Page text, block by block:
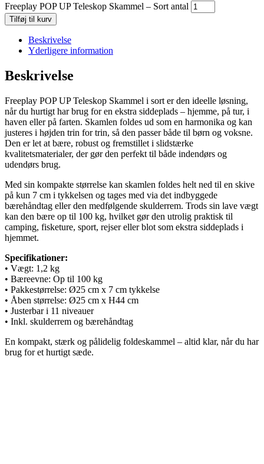
Freeplay POP UP Teleskop Skammel – Sort antal
Tilføj til kurv
Beskrivelse
Yderligere information
Beskrivelse
Freeplay POP UP Teleskop Skammel i sort er den ideelle løsning,
når du hurtigt har brug for en ekstra siddeplads – hjemme, på tur, i
haven eller på farten. Skamlen foldes ud som en harmonika og kan
justeres i højden trin for trin, så den passer både til børn og voksne.
Den er let at bære, robust og fremstillet i slidstærke
kvalitetsmaterialer, der gør den perfekt til både indendørs og
udendørs brug.
Med sin kompakte størrelse kan skamlen foldes helt ned til en skive
på kun 7 cm i tykkelsen og tages med via det indbyggede
bærehåndtag eller den medfølgende skulderrem. Trods sin lave vægt
kan den bære op til 100 kg, hvilket gør den utrolig praktisk til
camping, fisketure, sport, rejser eller blot som ekstra siddeplads i
hjemmet.
Specifikationer:
• Vægt: 1,2 kg
• Bæreevne: Op til 100 kg
• Pakkestørrelse: Ø25 cm x 7 cm tykkelse
• Åben størrelse: Ø25 cm x H44 cm
• Justerbar i 11 niveauer
• Inkl. skulderrem og bærehåndtag
En kompakt, stærk og pålidelig foldeskammel – altid klar, når du har
brug for et hurtigt sæde.